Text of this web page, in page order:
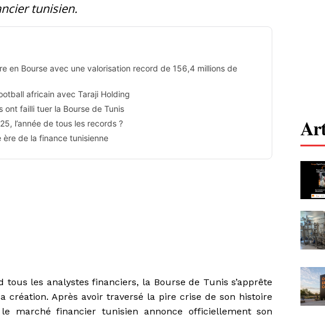
tunisien.
en Bourse avec une valorisation record de 156,4 millions de
africain avec Taraji Holding
ont failli tuer la Bourse de Tunis
l’année de tous les records ?
ère de la finance tunisienne
les analystes financiers, la Bourse de Tunis s’apprête
création. Après avoir traversé la pire crise de son histoire
marché financier tunisien annonce officiellement son